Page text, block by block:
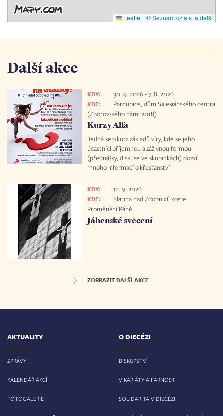
Leaflet | © Seznam.cz a.s. a další
Další akce
KDY: 30. 9. 2026-7. 8. 2026
KDE:
Pardubice, dům Salesiánského centra
(Zborovského nám. 2018)
Kurzy Alfa
Jedná se o kurz základů víry, kde se jeho
účastníci příjemnou a záživnou formou
(přednášky, diskuse ve skupinkách) dozví
mnoho informací o křesťanství
KDY: 12. 9. 2026
KDE:
Slatina nad Zdobnicí, kostel
Proměnění Páně
Jáhenské svěcení
ZOBRAZIT DALŠÍ AKCE
AKTUALITY
ZPRÁVY
KALENDÁŘ AKCÍ
FOTOGALERIE
O DIECÉZI
BISKUPSTVÍ
VIKARIÁTY A FARNOSTI
SOLIDARITA V DIECÉZI